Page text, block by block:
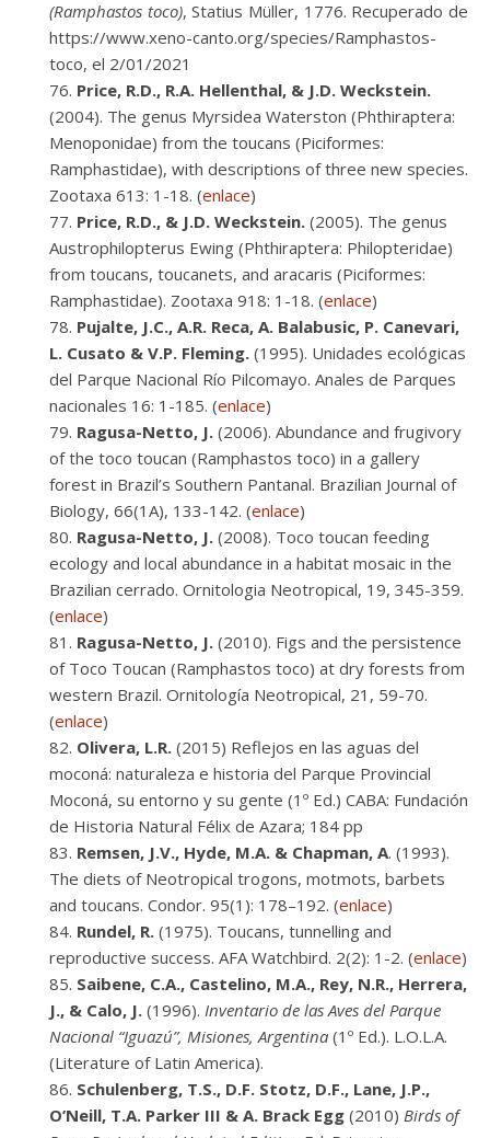
(Ramphastos toco), Statius Müller, 1776. Recuperado de
https://www.xeno-canto.org/species/Ramphastos-
toco, el 2/01/2021
Price, R.D., R.A. Hellenthal, & J.D. Weckstein.
(2004). The genus Myrsidea Waterston (Phthiraptera:
Menoponidae) from the toucans (Piciformes:
Ramphastidae), with descriptions of three new species.
Zootaxa 613: 1-18. (enlace)
Price, R.D., & J.D. Weckstein. (2005). The genus
Austrophilopterus Ewing (Phthiraptera: Philopteridae)
from toucans, toucanets, and aracaris (Piciformes:
Ramphastidae). Zootaxa 918: 1-18. (enlace)
Pujalte, J.C., A.R. Reca, A. Balabusic, P. Canevari,
L. Cusato & V.P. Fleming. (1995). Unidades ecológicas
del Parque Nacional Río Pilcomayo. Anales de Parques
nacionales 16: 1-185. (enlace)
Ragusa-Netto, J. (2006). Abundance and frugivory
of the toco toucan (Ramphastos toco) in a gallery
forest in Brazil’s Southern Pantanal. Brazilian Journal of
Biology, 66(1A), 133-142. (enlace)
Ragusa-Netto, J. (2008). Toco toucan feeding
ecology and local abundance in a habitat mosaic in the
Brazilian cerrado. Ornitologia Neotropical, 19, 345-359.
(enlace)
Ragusa-Netto, J. (2010). Figs and the persistence
of Toco Toucan (Ramphastos toco) at dry forests from
western Brazil. Ornitología Neotropical, 21, 59-70.
(enlace)
Olivera, L.R. (2015) Reflejos en las aguas del
moconá: naturaleza e historia del Parque Provincial
Moconá, su entorno y su gente (1º Ed.) CABA: Fundación
de Historia Natural Félix de Azara; 184 pp
Remsen, J.V., Hyde, M.A. & Chapman, A. (1993).
The diets of Neotropical trogons, motmots, barbets
and toucans. Condor. 95(1): 178–192. (enlace)
Rundel, R. (1975). Toucans, tunnelling and
reproductive success. AFA Watchbird. 2(2): 1-2. (enlace)
Saibene, C.A., Castelino, M.A., Rey, N.R., Herrera,
J., & Calo, J. (1996). Inventario de las Aves del Parque
Nacional “Iguazú”, Misiones, Argentina (1º Ed.). L.O.L.A.
(Literature of Latin America).
Schulenberg, T.S., D.F. Stotz, D.F., Lane, J.P.,
O’Neill, T.A. Parker III & A. Brack Egg (2010) Birds of